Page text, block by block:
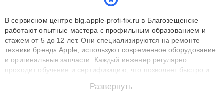
В сервисном центре blg.apple-profi-fix.ru в Благовещенске
работают опытные мастера с профильным образованием и
стажем от 5 до 12 лет. Они специализируются на ремонте
техники бренда Apple, используют современное оборудование
и оригинальные запчасти. Каждый инженер регулярно
проходит обучение и сертификацию, что позволяет быстро и
сохранением гарантии до 3 лет. Наши мастера решают
Развернуть